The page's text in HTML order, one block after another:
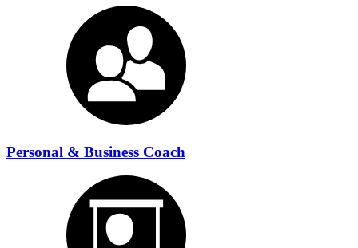
Personal & Business Coach